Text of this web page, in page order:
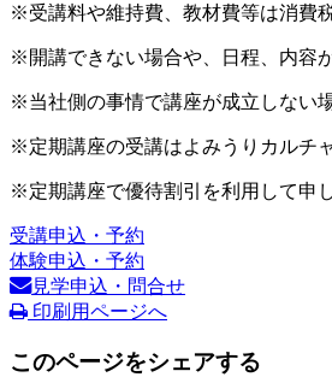
※受講料や維持費、教材費等は消費
※開講できない場合や、日程、内容
※当社側の事情で講座が成立しない
※定期講座の受講はよみうりカルチ
※定期講座で優待割引を利用して申
受講申込・予約
体験申込・予約
見学申込・問合せ
印刷用ページへ
このページをシェアする